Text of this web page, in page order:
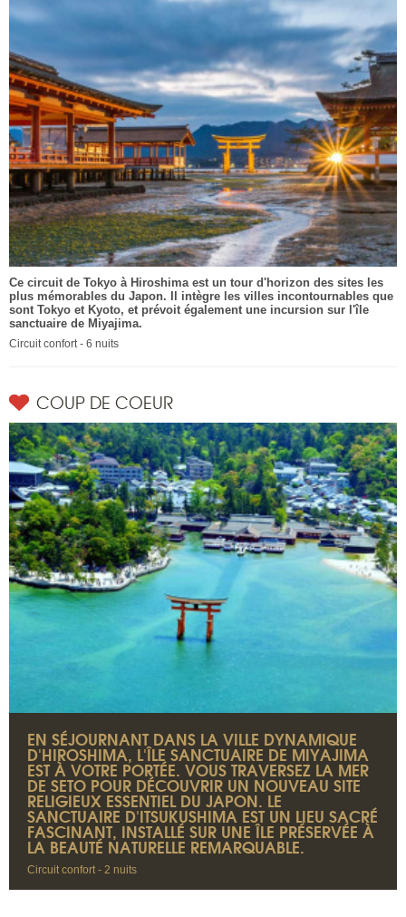
Ce circuit de Tokyo à Hiroshima est un tour d'horizon des sites les
plus mémorables du Japon. Il intègre les villes incontournables que
sont Tokyo et Kyoto, et prévoit également une incursion sur l'île
sanctuaire de Miyajima.
Circuit confort - 6 nuits
COUP DE COEUR
EN SÉJOURNANT DANS LA VILLE DYNAMIQUE
D'HIROSHIMA, L'ÎLE SANCTUAIRE DE MIYAJIMA
EST À VOTRE PORTÉE. VOUS TRAVERSEZ LA MER
DE SETO POUR DÉCOUVRIR UN NOUVEAU SITE
RELIGIEUX ESSENTIEL DU JAPON. LE
SANCTUAIRE D'ITSUKUSHIMA EST UN LIEU SACRÉ
FASCINANT, INSTALLÉ SUR UNE ÎLE PRÉSERVÉE À
LA BEAUTÉ NATURELLE REMARQUABLE.
Circuit confort - 2 nuits